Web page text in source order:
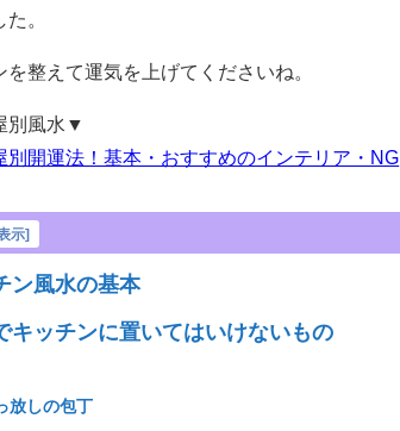
。
整えて運気を上げてくださいね。
別風水▼
別開運法！基本・おすすめのインテリア・NG
示]
ン風水の基本
キッチンに置いてはいけないもの
放しの包丁